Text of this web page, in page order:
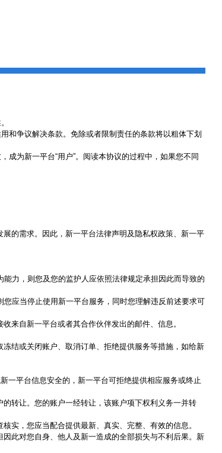
和争议解决条款。免除或者限制责任的条款将以粗体下划
成为新一平台“用户”。阅读本协议的过程中，如果您不同
的需求。因此，新一平台法律声明及隐私权政策、新一平
力，则您及您的监护人应依照法律规定承担因此而导致的
应当停止使用新一平台服务，同时您理解违反前述要求可
来自新一平台或者其合作伙伴发出的邮件、信息。
结或关闭账户、取消订单、拒绝提供服务等措施，如给新
一平台信息安全的，新一平台可拒绝提供相应服务或终止
转让。您的账户一经转让，该账户项下权利义务一并转
实，您应当配合提供最新、真实、完整、有效的信息。
此对您自身、他人及新一造成的全部损失与不利后果。新